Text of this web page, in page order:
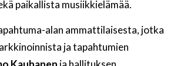
paikallista musiikkielämää.
alan ammattilaisesta, jotka
ja tapahtumien